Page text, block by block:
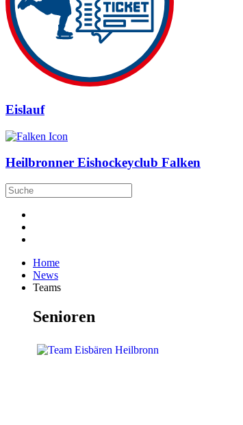
Eislauf
Heilbronner Eishockeyclub Falken
Home
News
Teams
Senioren